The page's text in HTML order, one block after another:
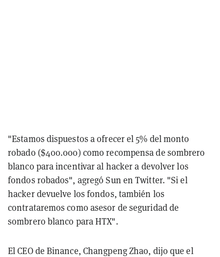
"Estamos dispuestos a ofrecer el 5% del monto
robado ($400.000) como recompensa de sombrero
blanco para incentivar al hacker a devolver los
fondos robados", agregó Sun en Twitter. "Si el
hacker devuelve los fondos, también los
contrataremos como asesor de seguridad de
sombrero blanco para HTX".
El CEO de Binance, Changpeng Zhao, dijo que el